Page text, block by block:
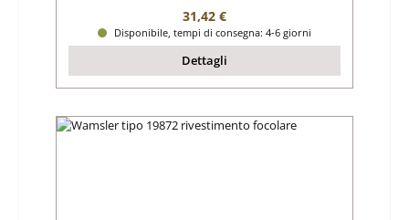
Prezzo normale:
31,42 €
Disponibile, tempi di consegna: 4-6 giorni
Dettagli